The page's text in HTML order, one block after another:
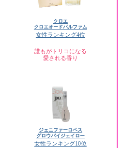
クロエ
クロエオードパルファム
女性ランキング4位
誰もがトリコになる
愛される香り
ジェニファーロペス
グロウバイジェイロー
女性ランキング10位